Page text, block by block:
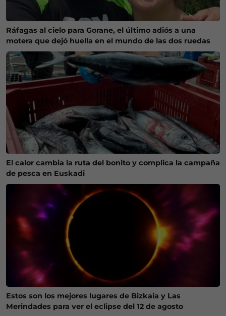
Ráfagas al cielo para Gorane, el último adiós a una
motera que dejó huella en el mundo de las dos ruedas
El calor cambia la ruta del bonito y complica la campaña
de pesca en Euskadi
Estos son los mejores lugares de Bizkaia y Las
Merindades para ver el eclipse del 12 de agosto